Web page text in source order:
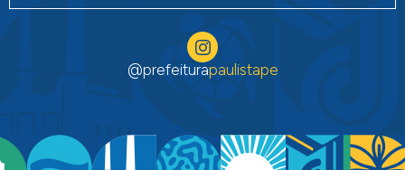
@prefeiturapaulistape